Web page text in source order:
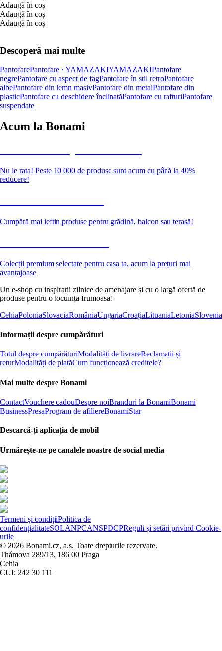
Adaugă în coș
Adaugă în coș
Adaugă în coș
Descoperă mai multe
PantofarePantofare · YAMAZAKIYAMAZAKIPantofare
negrePantofare cu aspect de fagPantofare în stil retroPantofare
albePantofare din lemn masivPantofare din metalPantofare din
plasticPantofare cu deschidere înclinatăPantofare cu rafturiPantofare
suspendate
Acum la Bonami
Nu le rata! Peste 10 000 de produse sunt acum cu până la 40%
reducere!
Cumpără mai ieftin produse pentru grădină, balcon sau terasă!
Colecții premium selectate pentru casa ta, acum la prețuri mai
avantajoase
Un e-shop cu inspirații zilnice de amenajare și cu o largă ofertă de
produse pentru o locuință frumoasă!
CehiaPoloniaSlovaciaRomâniaUngariaCroațiaLituaniaLetoniaSlovenia
Informații despre cumpărături
Totul despre cumpărăturiModalități de livrareReclamații și
returModalități de platăCum funcționează creditele?
Mai multe despre Bonami
ContactVouchere cadouDespre noiBranduri la BonamiBonami
BusinessPresaProgram de afiliereBonamiStar
Descarcă-ți aplicația de mobil
Urmărește-ne pe canalele noastre de social media
Termeni și condițiiPolitica de
confidențialitateSOLANPCANSPDCPReguli și setări privind Cookie-
urile
© 2026 Bonami.cz, a.s. Toate drepturile rezervate.
Thámova 289/13, 186 00 Praga
Cehia
CUI: 242 30 111